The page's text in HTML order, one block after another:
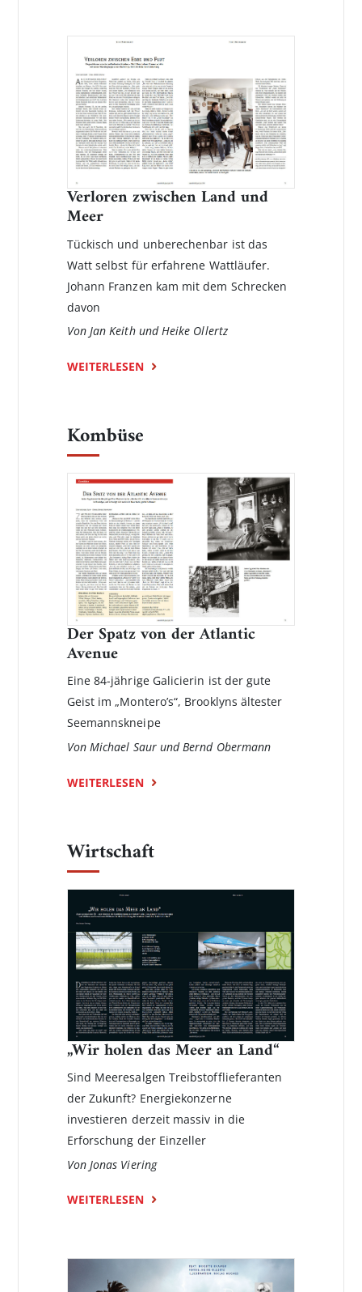
Verloren zwischen Land und
Meer
Tückisch und unberechenbar ist das
Watt selbst für erfahrene Wattläufer.
Johann Franzen kam mit dem Schrecken
davon
Von Jan Keith und Heike Ollertz
WEITERLESEN
Kombüse
Der Spatz von der Atlantic
Avenue
Eine 84-jährige Galicierin ist der gute
Geist im „Montero’s“, Brooklyns ältester
Seemannskneipe
Von Michael Saur und Bernd Obermann
WEITERLESEN
Wirtschaft
„Wir holen das Meer an Land“
Sind Meeresalgen Treibstofflieferanten
der Zukunft? Energie­konzerne
investieren derzeit massiv in die
Erforschung der Einzeller
Von Jonas Viering
WEITERLESEN